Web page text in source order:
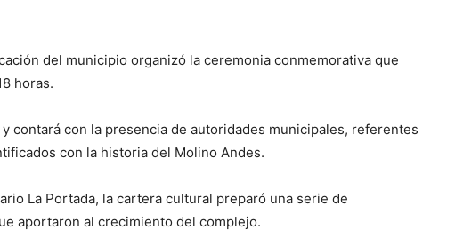
del municipio organizó la ceremonia conmemorativa que
horas.
contará con la presencia de autoridades municipales, referentes
con la historia del Molino Andes.
La Portada, la cartera cultural preparó una serie de
aportaron al crecimiento del complejo.